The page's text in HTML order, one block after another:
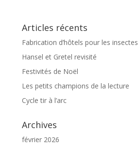
Articles récents
Fabrication d’hôtels pour les insectes
Hansel et Gretel revisité
Festivités de Noël
Les petits champions de la lecture
Cycle tir à l’arc
Archives
février 2026